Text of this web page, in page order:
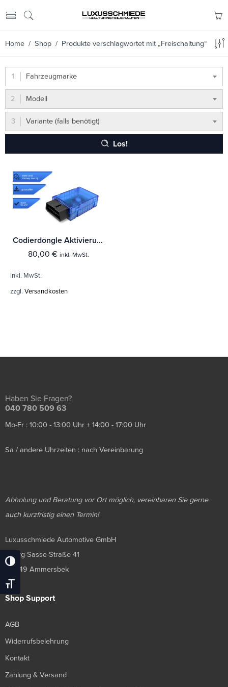
Umschalten Auf Hohe Kontraste
Schrift Vergrößern
Home / Shop / Produkte verschlagwortet mit „Freischaltung“
Fahrzeugmarke
Modell
Variante (falls benötigt)
Los!
Codierdongle Aktivierung Zusatzinstrumente / Drehzahlmesser für Smart 453
80,00 € inkl. MwSt.
inkl. MwSt.
zzgl. Versandkosten
Haben Sie Fragen?
040 780 509 63
Mo-Fr : 10:00 - 13:00 Uhr + 14:00 - 17:00 Uhr
Sa / andere Uhrzeiten : nach Vereinbarung
Abholung und Beratung vor Ort möglich, vereinbaren Sie gerne
auch kurzfristig einen Termin!
Luxusschmiede Automotive GmbH
Georg-Sasse-Straße 41
22949 Ammersbek
Shop Support
AGB
Widerrufsbelehrung
Kontakt
Zahlung & Versand